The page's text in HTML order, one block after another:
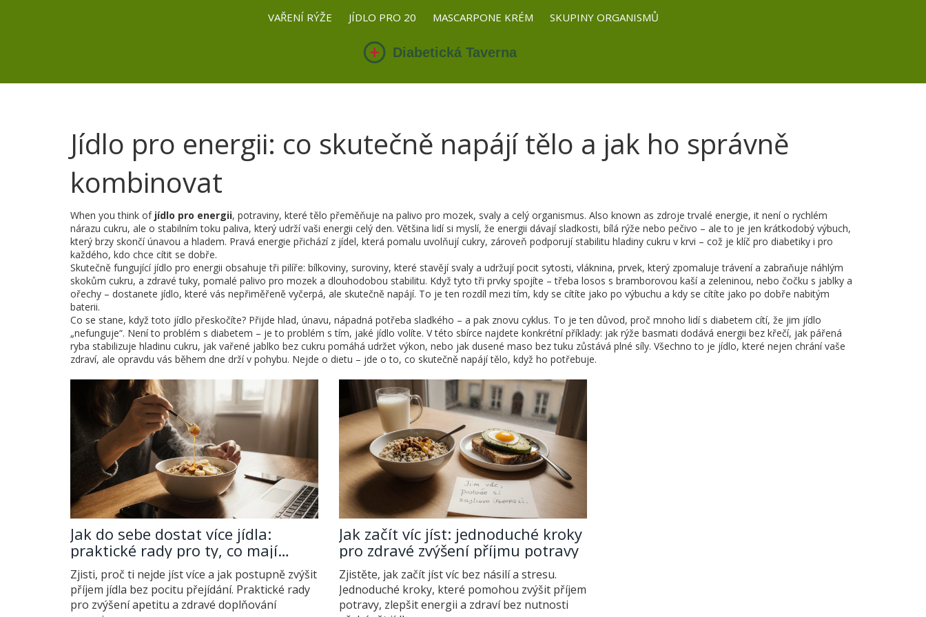
VAŘENÍ RÝŽE JÍDLO PRO 20 MASCARPONE KRÉM SKUPINY ORGANISMŮ
Jídlo pro energii: co skutečně napájí tělo a jak ho správně
kombinovat
When you think of jídlo pro energii, potraviny, které tělo přeměňuje na palivo pro mozek, svaly a celý organismus. Also known as zdroje trvalé energie, it není o rychlém
nárazu cukru, ale o stabilním toku paliva, který udrží vaši energii celý den. Většina lidí si myslí, že energii dávají sladkosti, bílá rýže nebo pečivo – ale to je jen krátkodobý výbuch,
který brzy skončí únavou a hladem. Pravá energie přichází z jídel, která pomalu uvolňují cukry, zároveň podporují stabilitu hladiny cukru v krvi – což je klíč pro diabetiky i pro
každého, kdo chce cítit se dobře.
Skutečně fungující jídlo pro energii obsahuje tři pilíře: bílkoviny, suroviny, které stavějí svaly a udržují pocit sytosti, vláknina, prvek, který zpomaluje trávení a zabraňuje náhlým
skokům cukru, a zdravé tuky, pomalé palivo pro mozek a dlouhodobou stabilitu. Když tyto tři prvky spojíte – třeba losos s bramborovou kaší a zeleninou, nebo čočku s jablky a
ořechy – dostanete jídlo, které vás nepřiměřeně vyčerpá, ale skutečně napájí. To je ten rozdíl mezi tím, kdy se cítíte jako po výbuchu a kdy se cítíte jako po dobře nabitým
baterii.
Co se stane, když toto jídlo přeskočíte? Přijde hlad, únavu, nápadná potřeba sladkého – a pak znovu cyklus. To je ten důvod, proč mnoho lidí s diabetem cítí, že jim jídlo
„nefunguje“. Není to problém s diabetem – je to problém s tím, jaké jídlo volíte. V této sbírce najdete konkrétní příklady: jak rýže basmati dodává energii bez křečí, jak pářená
ryba stabilizuje hladinu cukru, jak vařené jablko bez cukru pomáhá udržet výkon, nebo jak dusené maso bez tuku zůstává plné síly. Všechno to je jídlo, které nejen chrání vaše
zdraví, ale opravdu vás během dne drží v pohybu. Nejde o dietu – jde o to, co skutečně napájí tělo, když ho potřebuje.
Jak do sebe dostat více jídla:
praktické rady pro ty, co mají
problém s apetitem
Zjisti, proč ti nejde jíst více a jak postupně zvýšit
příjem jídla bez pocitu přejídání. Praktické rady
pro zvýšení apetitu a zdravé doplňování
Jak začít víc jíst: jednoduché kroky
pro zdravé zvýšení příjmu potravy
Zjistěte, jak začít jíst víc bez násilí a stresu.
Jednoduché kroky, které pomohou zvýšit příjem
potravy, zlepšit energii a zdraví bez nutnosti